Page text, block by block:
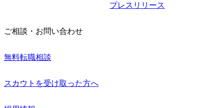
プレスリリース
ご相談・お問い合わせ
無料転職相談
スカウトを受け取った方へ